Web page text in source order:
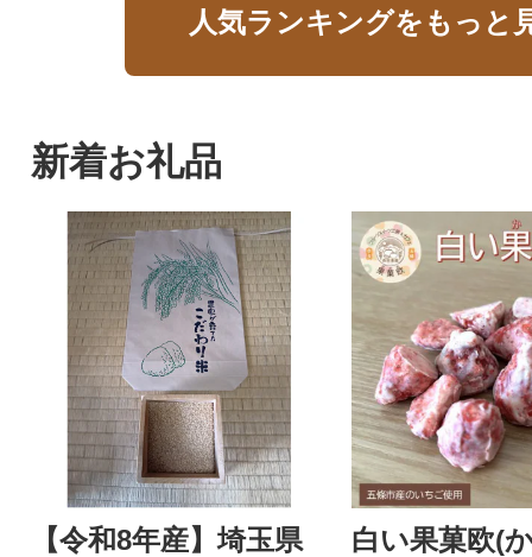
人気ランキングをもっと
新着お礼品
【令和8年産】埼玉県
白い果菓欧